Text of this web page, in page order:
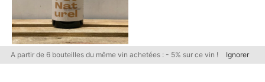
A partir de 6 bouteilles du même vin achetées : - 5% sur ce vin ! Ignorer
Pét Naturel – Weingut